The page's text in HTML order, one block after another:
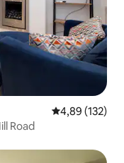
Gemiddelde
4,89 (132)
Road